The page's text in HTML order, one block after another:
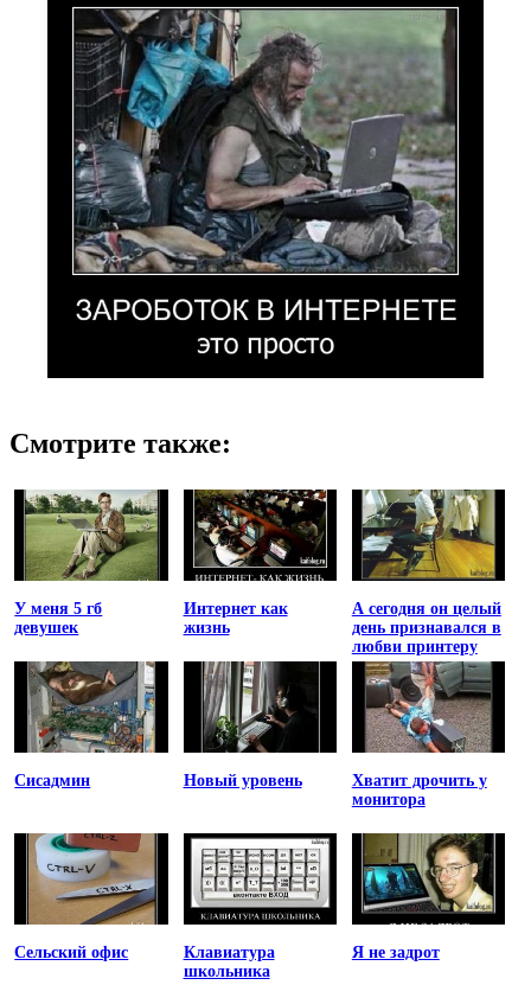
Смотрите также:
У меня 5 гб
девушек
Интернет как
жизнь
А сегодня он целый
день признавался в
любви принтеру
Сисадмин Новый уровень
Хватит дрочить у
монитора
Сельский офис
Клавиатура
школьника
Я не задрот